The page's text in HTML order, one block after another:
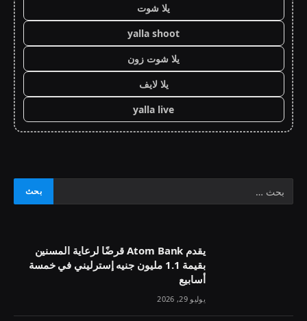
يلا شوت
yalla shoot
يلا شوت زون
يلا لايف
yalla live
يقدم Atom Bank قرضًا لرعاية المسنين
بقيمة 1.1 مليون جنيه إسترليني في خمسة
أسابيع
يوليو 29, 2026